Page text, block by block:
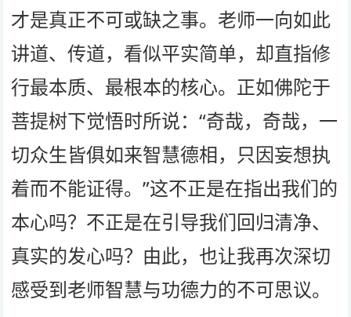
才是真正不可或缺之事。老师一向如此
讲道、传道，看似平实简单，却直指修
行最本质、最根本的核心。正如佛陀于
菩提树下觉悟时所说：“奇哉，奇哉，一
切众生皆俱如来智慧德相，只因妄想执
着而不能证得。”这不正是在指出我们的
本心吗？不正是在引导我们回归清净、
真实的发心吗？由此，也让我再次深切
感受到老师智慧与功德力的不可思议。